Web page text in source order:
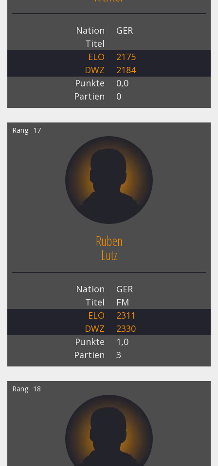
Nation
GER
Titel
ELO
2175
DWZ
2184
Punkte
0,0
Partien
0
Rang 17
Ruben
Lutz
Nation
GER
Titel
FM
ELO
2311
DWZ
2330
Punkte
1,0
Partien
3
Rang 18